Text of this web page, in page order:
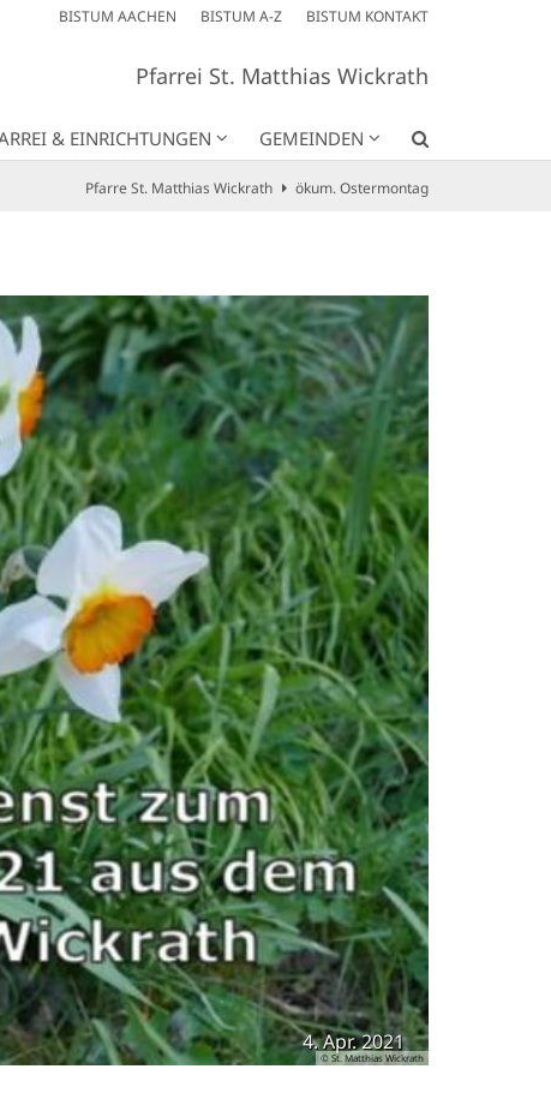
BISTUM AACHEN BISTUM A-Z BISTUM KONTAKT
Pfarrei St. Matthias Wickrath
& EINRICHTUNGEN GEMEINDEN
Pfarre St. Matthias Wickrath ökum. Ostermontag
4. Apr. 2021
© St. Matthias Wickrath